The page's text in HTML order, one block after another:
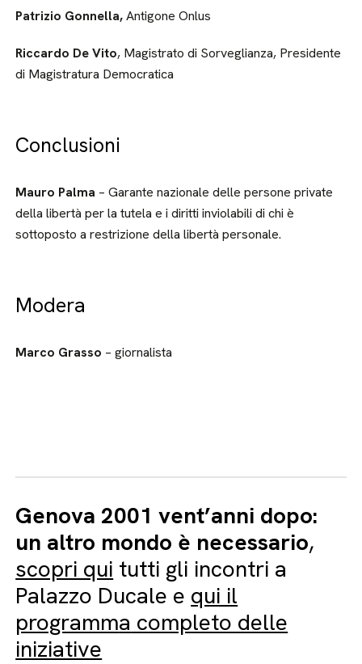
Patrizio Gonnella,Antigone Onlus
Riccardo De Vito, Magistrato di Sorveglianza, Presidente
di Magistratura Democratica
Conclusioni
Mauro Palma – Garante nazionale delle persone private
della libertà per la tutela e i diritti inviolabili di chi è
sottoposto a restrizione della libertà personale.
Modera
Marco Grasso – giornalista
Genova 2001 vent’anni dopo:
un altro mondo è necessario,
scopri qui tutti gli incontri a
Palazzo Ducale e qui il
programma completo delle
iniziative